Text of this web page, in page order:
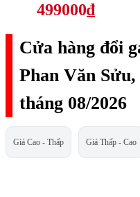
499000₫
Cửa hàng đổi
Phan Văn
tháng 08/2026
Giá Cao - Thấp Giá Thấp - Cao